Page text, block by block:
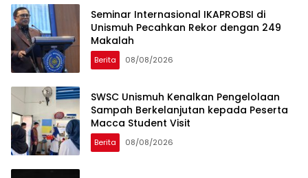
Seminar Internasional IKAPROBSI di
Unismuh Pecahkan Rekor dengan 249
Makalah
Berita 08/08/2026
SWSC Unismuh Kenalkan Pengelolaan
Sampah Berkelanjutan kepada Peserta
Macca Student Visit
Berita 08/08/2026